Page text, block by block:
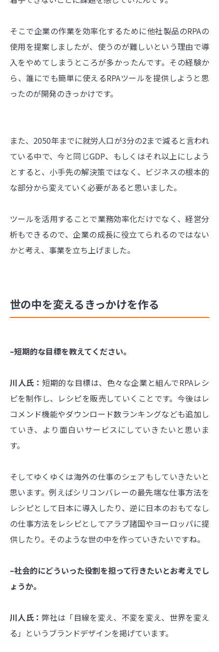
そこで企業の作業を効率化するために他社製品のRPAの
使用を提案しましたが、使うのが難しいという理由で導
入をやめてしまうところが多かったんです。その経験か
ら、誰にでも簡単に使えるRPAツールを提供しようと思
ったのが開発のきっかけです。
また、2050年までに就労人口が3分の2まで減ると言われ
ている中で、今と同じGDP、もしくはそれ以上にしよう
とすると、小手先の解決策ではなく、ビジネスの根本的
な部分から変えていく必要があると思いました。
ツールを活用することで業務効率化だけでなく、経営分
析もできるので、企業の成長に役立てられるのではない
かと考え、事業を立ち上げました。
世の中を変えるきっかけを作る
–短期的な目標を教えてください。
川人氏： 短期的な目標は、色々な企業と組んでRPAレシ
ピを制作し、レシピを販売していくことです。今後はレ
コメンド機能やダウンロード数ランキングなども追加し
ていき、より面白いサービスにしていきたいと思いま
す。
そしてゆくゆくは海外の仕事のシェアもしていきたいと
思います。例えばシリコンバレーの最先端な仕事方法を
レシピとして日本に導入したり、逆に日本のおもてなし
の仕事方法をレシピとしてアラブ諸国やヨーロッパに提
供したり。そのような世の中を作っていきたいですね。
–社会的にどういった役割を担って行きたいとお考えでし
ょうか。
川人氏：弊社は「目線を変え、不変を変え、世界を変え
る」というブランドデザインを掲げています。